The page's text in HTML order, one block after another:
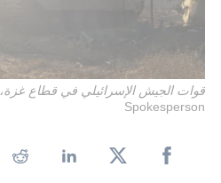
قوات الجيش الإسرائيلي في قطاع غزة، 14 مايو 2024
Spokesperson